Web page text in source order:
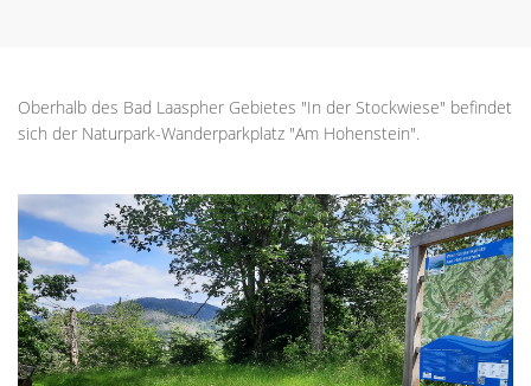
Oberhalb des Bad Laaspher Gebietes "In der Stockwiese" befindet
sich der Naturpark-Wanderparkplatz "Am Hohenstein".